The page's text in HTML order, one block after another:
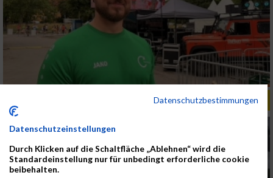
ALBUM B2RUN KÖLN / 05.09.2019Datenschutzbestimmungen
Datenschutzeinstellungen
Durch Klicken auf die Schaltfläche „Ablehnen“ wird die
Standardeinstellung nur für unbedingt erforderliche cookie
beibehalten.